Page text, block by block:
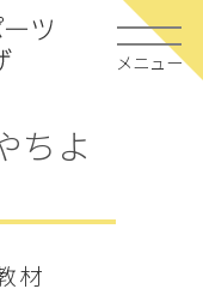
メニュー
ちよ
材